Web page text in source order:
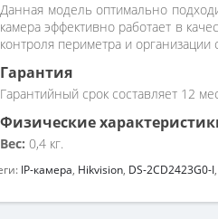
Данная модель оптимально
камера эффективно работает в
контроля периметра и
Гарантия
Гарантийный срок составляет 12
Физические
Вес: 0,4 кг.
IP-камера, Hikvision, DS-2CD2423G0-I,